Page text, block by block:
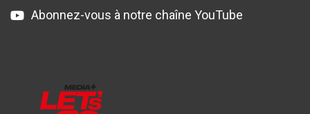
Abonnez-vous à notre chaîne YouTube